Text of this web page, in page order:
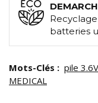
batteries
Mots-Clés : pile 3.6V
MEDICAL